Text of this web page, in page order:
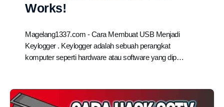
Works!
Magelang1337.com - Cara Membuat USB Menjadi
Keylogger . Keylogger adalah sebuah perangkat
komputer seperti hardware atau software yang dip…